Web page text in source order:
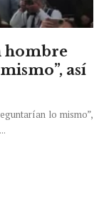
hombre
así
lo mismo”,